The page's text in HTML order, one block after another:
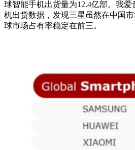
球智能手机出货量为12.4亿部。我
机出货数据，发现三星虽然在中国
球市场占有率稳定在前三。